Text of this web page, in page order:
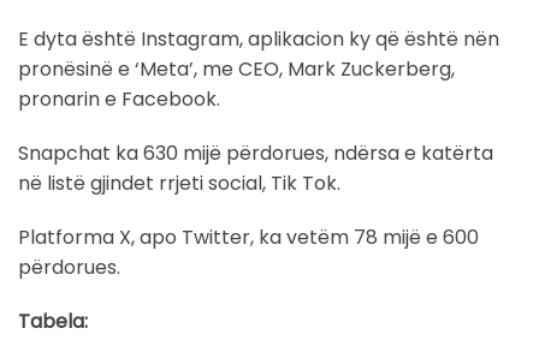
E dyta është Instagram, aplikacion ky që është nën
pronësinë e ‘Meta’, me CEO, Mark Zuckerberg,
pronarin e Facebook.
Snapchat ka 630 mijë përdorues, ndërsa e katërta
në listë gjindet rrjeti social, Tik Tok.
Platforma X, apo Twitter, ka vetëm 78 mijë e 600
përdorues.
Tabela: